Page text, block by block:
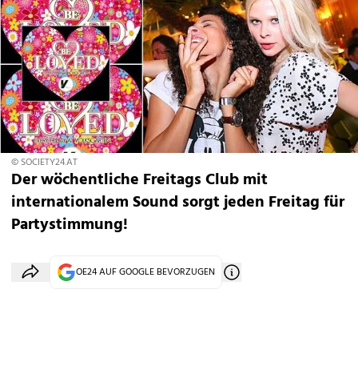
© SOCIETY24.AT
Der wöchentliche Freitags Club mit
internationalem Sound sorgt jeden Freitag für
Partystimmung!
OE24 AUF GOOGLE BEVORZUGEN